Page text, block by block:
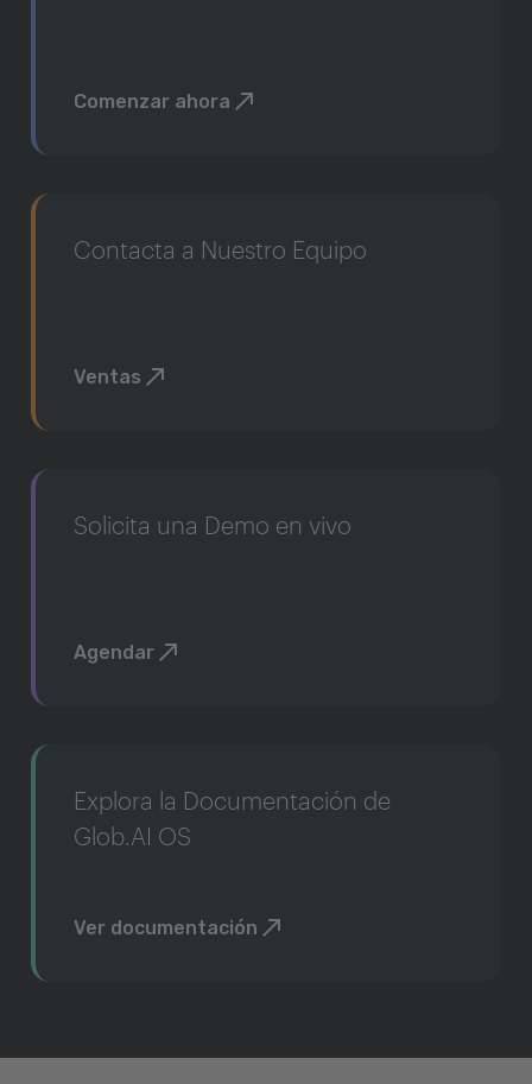
Comenzar ahora
Contacta a Nuestro Equipo
Ventas
Solicita una Demo en vivo
Agendar
Explora la Documentación de
Glob.AI OS
Ver documentación